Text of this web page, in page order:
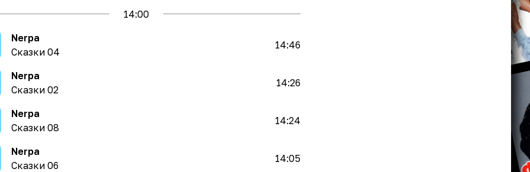
14:00
Nerpa
Сказки 04
14:46
Nerpa
Сказки 02
14:26
Nerpa
Сказки 08
14:24
Nerpa
Сказки 06
14:05